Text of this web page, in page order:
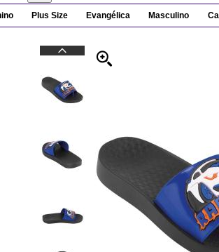
Plus Size Evangélica Masculino